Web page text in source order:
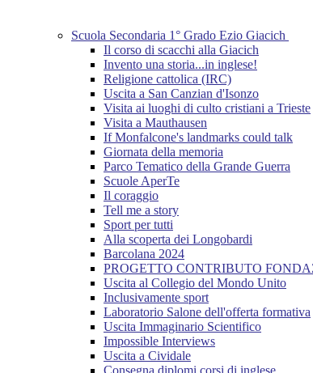
Scuola Secondaria 1° Grado Ezio Giacich
Il corso di scacchi alla Giacich
Invento una storia...in inglese!
Religione cattolica (IRC)
Uscita a San Canzian d'Isonzo
Visita ai luoghi di culto cristiani a Trieste
Visita a Mauthausen
If Monfalcone's landmarks could talk
Giornata della memoria
Parco Tematico della Grande Guerra
Scuole AperTe
Il coraggio
Tell me a story
Sport per tutti
Alla scoperta dei Longobardi
Barcolana 2024
PROGETTO CONTRIBUTO
Uscita al Collegio del Mondo Unito
Inclusivamente sport
Laboratorio Salone dell'offerta formativa
Uscita Immaginario Scientifico
Impossible Interviews
Uscita a Cividale
Consegna diplomi corsi di inglese